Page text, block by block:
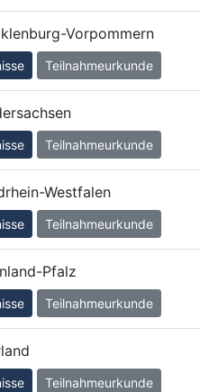
Vorpommern
Teilnahmeurkunde
Teilnahmeurkunde
Westfalen
Teilnahmeurkunde
Pfalz
Teilnahmeurkunde
Teilnahmeurkunde